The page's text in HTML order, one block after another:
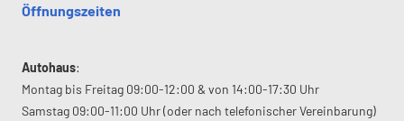
Öffnungszeiten
Autohaus:
Montag bis Freitag 09:00-12:00 & von 14:00-17:30 Uhr
Samstag 09:00-11:00 Uhr (oder nach telefonischer Vereinbarung)